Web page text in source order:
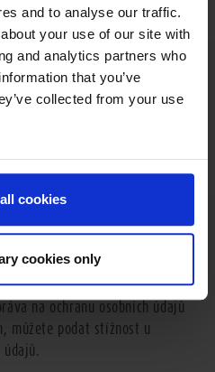
and to analyse our traffic.
your use of our site with
and analytics partners who
that you’ve
collected from your use
cookies
cookies only
zůstává tímto nedotčeno.
osobě není plánováno. Z účelu
že je zprostředkování údajů
nezbytné, a bude tak
sdělovány příjemcům ve
společnosti PFANNER,
dopise.
PFANNER neplní řádně
na ochranu osobních údajů,
na ochranu osobních údajů
můžete podat stížnost u